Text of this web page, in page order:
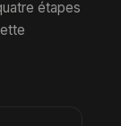
étapes